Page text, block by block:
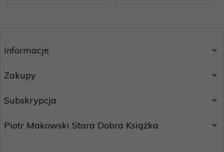
Informacje
Zakupy
Subskrypcja
Piotr Makowski Stara Dobra Książka